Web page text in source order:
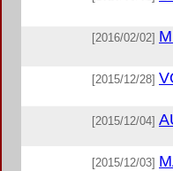
[2016/02/02]
[2015/12/28]
[2015/12/04]
[2015/12/03]